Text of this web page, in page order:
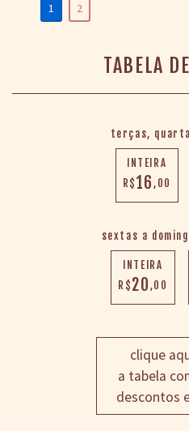
TABELA
terças,
INTEIRA
R$16,00
sextas a
INTEIRA
R$20,00
clique
a tabela
descontos
1 2